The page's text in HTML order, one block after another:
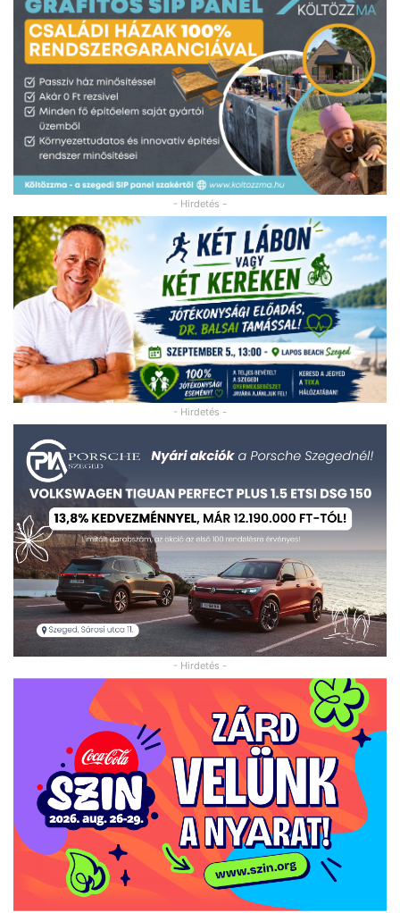
- Hirdetés -
- Hirdetés -
- Hirdetés -